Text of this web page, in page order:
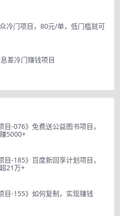
冷门项目，80元/单，低门槛就可
差冷门赚钱项目
目-076》免费送公益图书项目，
5000+
目-185》百度新回享计划项目，
21万+
目-155》如何复制，实现赚钱